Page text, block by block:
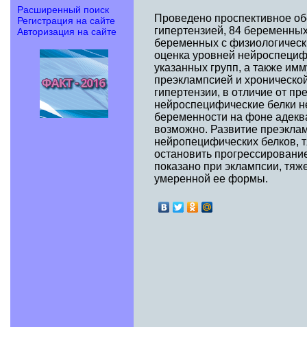
Расширенный поиск
Регистрация на сайте
Авторизация на сайте
Проведено проспективное
гипертензией, 84
беременных с
оценка уровней
указанных групп, а также
преэклампсией и
гипертензии, в отличие от
нейроспецифические белки
беременности на фоне
возможно. Развитие
нейропецифических
остановить
показано при эклампсии,
умеренной ее формы.